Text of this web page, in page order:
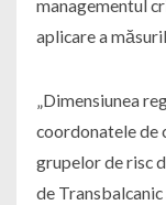
managementul
aplicare a
„Dimensiunea
coordonatele de
grupelor de risc
de